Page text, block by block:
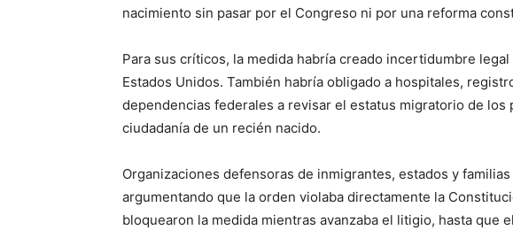
nacimiento sin pasar por el Congreso ni por una reforma
Para sus críticos, la medida habría creado incertidumbre
Estados Unidos. También habría obligado a hospitales,
dependencias federales a revisar el estatus migratorio de los
ciudadanía de un recién nacido.
Organizaciones defensoras de inmigrantes, estados y
argumentando que la orden violaba directamente la
bloquearon la medida mientras avanzaba el litigio, hasta que